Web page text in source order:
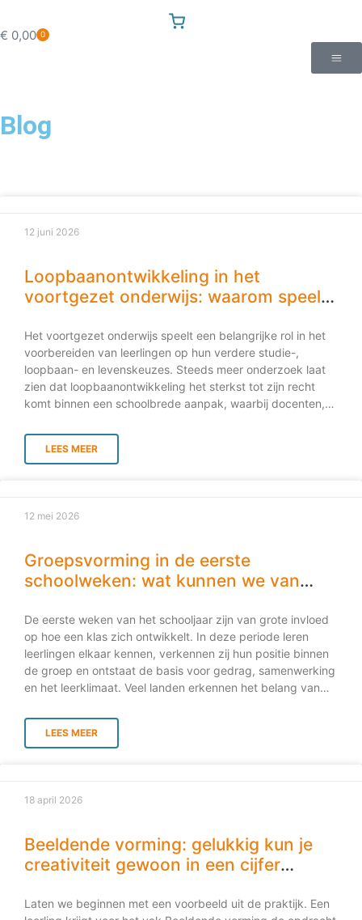
€ 0,00 0
Blog
Loopbaanontwikkeling in het
voortgezet onderwijs: waarom speelt
Het voortgezet onderwijs speelt een belangrijke rol in het
voorbereiden van leerlingen op hun verdere studie-,
loopbaan- en levenskeuzes. Steeds meer onderzoek laat
zien dat loopbaanontwikkeling het sterkst tot zijn recht
komt binnen een schoolbrede aanpak, waarbij docenten,
hierin een belangrijke rol. Zij hebben dagelijks contact met
leerlingen, kennen hun talenten en interesses en kunnen
vooral aandacht aan loopbaanoriëntatie op momenten
overstap naar een profiel, vervolgopleiding of stage. Toch
blijkt uit internationaal onderzoek dat
loopbaanontwikkeling veel meer is dan het maken van een
vaardigheden en zelfinzicht die jongeren helpen om
gedurende hun leven passende keuzes te maken. Het
onderzoek van Rice
LEES MEER
12 juni 2026
Groepsvorming in de eerste
schoolweken: wat kunnen we van
De eerste weken van het schooljaar zijn van grote invloed
op hoe een klas zich ontwikkelt. In deze periode leren
leerlingen elkaar kennen, verkennen zij hun positie binnen
de groep en ontstaat de basis voor gedrag, samenwerking
en het leerklimaat. Veel landen erkennen het belang van
er veel aandacht voor welzijn, gelijkwaardigheid en
verbondenheid binnen de klas. Leerlingen moeten zich
scholen ervoor om eerst te investeren in de groep. Deze
voortgezet onderwijs. Eerst de relatie, dan het leren In
Scandinavische klaslokalen staat het opbouwen van
relaties centraal. Leerlingen moeten zich veilig voelen,
komen. Onderzoek van onder andere de OECD
LEES MEER
12 mei 2026
Beeldende vorming: gelukkig kun je
creativiteit gewoon in een cijfer
Laten we beginnen met een voorbeeld uit de praktijk. Een
18 april 2026